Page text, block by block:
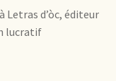
d’òc, éditeur
lucratif